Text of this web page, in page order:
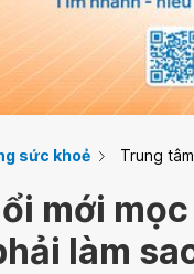
sức khoẻ Trung
mới
làm